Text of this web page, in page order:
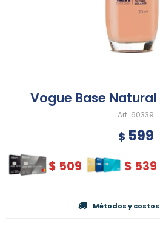
Vogue Base
60339
$ 599
$ 509 $ 539
Métodos y